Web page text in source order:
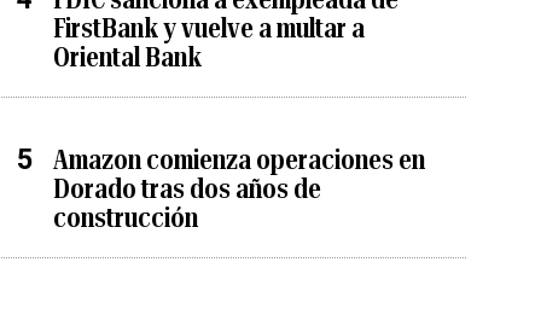
FirstBank y vuelve a multar a
Oriental Bank
Amazon comienza operaciones en
Dorado tras dos años de
construcción